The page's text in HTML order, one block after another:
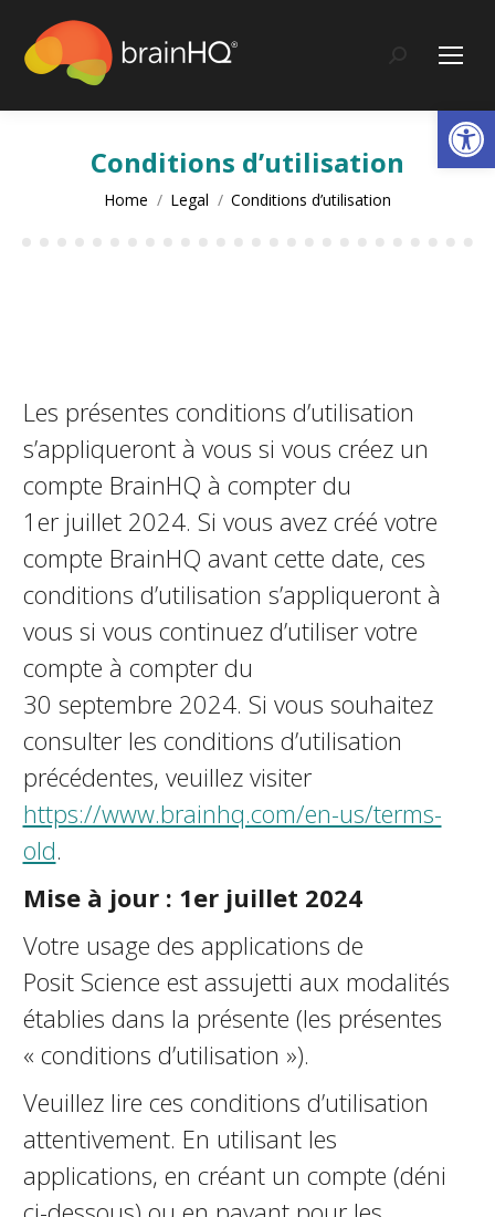
content
Search:
Conditions d’utilisation
You are here:
Home Legal Conditions d’utilisation
Les présentes conditions d’utilisation
s’appliqueront à vous si vous créez un
compte BrainHQ à compter du
1er juillet 2024. Si vous avez créé votre
compte BrainHQ avant cette date, ces
conditions d’utilisation s’appliqueront à
vous si vous continuez d’utiliser votre
compte à compter du
30 septembre 2024. Si vous souhaitez
consulter les conditions d’utilisation
précédentes, veuillez visiter
https://www.brainhq.com/en-us/terms-
old.
Mise à jour : 1er juillet 2024
Votre usage des applications de
Posit Science est assujetti aux modalités
établies dans la présente (les présentes
« conditions d’utilisation »).
Veuillez lire ces conditions d’utilisation
attentivement. En utilisant les
applications, en créant un compte (défini